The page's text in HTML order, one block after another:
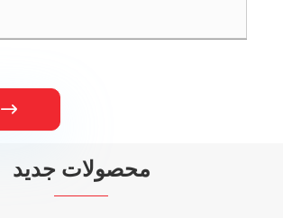

محصولات جدید